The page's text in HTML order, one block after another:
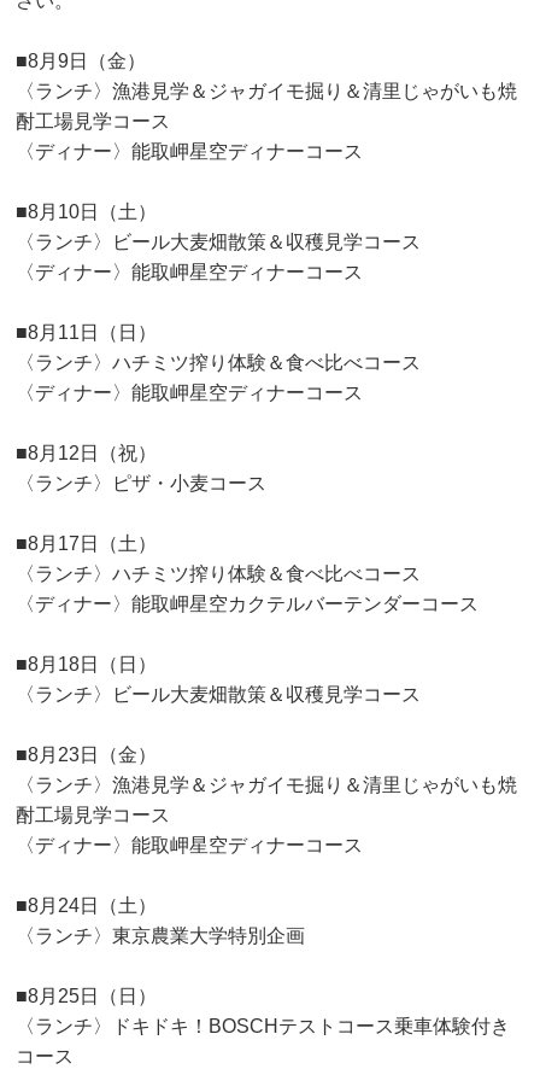
■8月9日（金）
〈ランチ〉漁港見学＆ジャガイモ掘り＆清里じゃがいも焼
酎工場見学コース
〈ディナー〉能取岬星空ディナーコース
■8月10日（土）
〈ランチ〉
ビール大麦畑散策＆収穫見学コース
〈ディナー〉能取岬星空ディナーコース
■8月11日（日）
〈ランチ〉ハチミツ搾り体験＆食べ比べコース
〈ディナー〉能取岬星空ディナーコース
■8月12日（祝）
〈ランチ〉
ピザ・小麦コース
■8月17日（土）
〈ランチ〉ハチミツ搾り体験＆食べ比べコース
〈ディナー〉能取岬星空カクテルバーテンダーコース
■8月18日（日）
〈ランチ〉
ビール大麦畑散策＆収穫見学コース
■8月23日（金）
〈ランチ〉漁港見学＆ジャガイモ掘り＆清里じゃがいも焼
酎工場見学コース
〈ディナー〉能取岬星空ディナーコース
■8月24日（土）
〈ランチ〉東京農業大学特別企画
■8月25日（日）
〈ランチ〉
ドキドキ！BOSCHテストコース乗車体験付き
コース